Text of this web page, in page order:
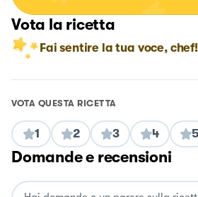
Vota la ricetta
Fai sentire la tua voce, chef!
VOTA QUESTA RICETTA
1 2 3 4 5
Domande e recensioni